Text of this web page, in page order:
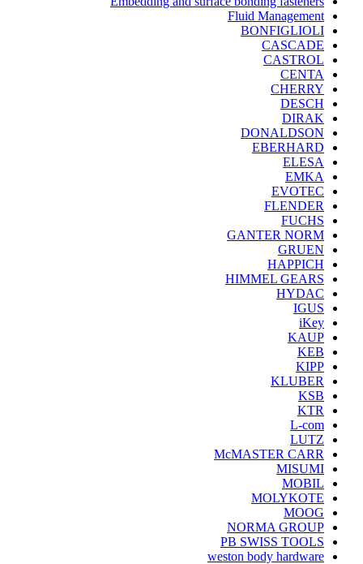
Fluid Management
BONFIGLIOLI
CASCADE
CASTROL
CENTA
CHERRY
DESCH
DIRAK
DONALDSON
EBERHARD
ELESA
EMKA
EVOTEC
FLENDER
FUCHS
GANTER NORM
GRUEN
HAPPICH
HIMMEL GEARS
HYDAC
IGUS
iKey
KAUP
KEB
KIPP
KLUBER
KSB
KTR
L-com
LUTZ
McMASTER CARR
MISUMI
MOBIL
MOLYKOTE
MOOG
NORMA GROUP
PB SWISS TOOLS
weston body hardware